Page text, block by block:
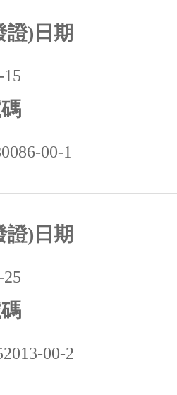
證)日期
15
00-1
證)日期
25
00-2